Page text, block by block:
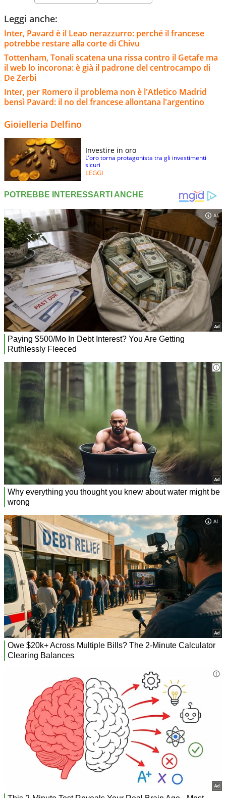
Leggi anche:
Inter, Pavard è il Leao nerazzurro: perché il francese
potrebbe restare alla corte di Chivu
Tottenham, Tonali scatena una rissa contro il Getafe ma
il web lo incorona: è già il padrone del centrocampo di
De Zerbi
Inter, per Romero il problema non è l'Atletico Madrid
bensì Pavard: il no del francese allontana l'argentino
Gioielleria Delfino
Investire in oro
L’oro torna protagonista tra gli investimenti
sicuri
LEGGI